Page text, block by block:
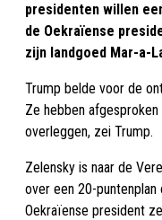
presidenten willen
de Oekraïense
zijn landgoed Mar-a-
Trump belde voor de
Ze hebben
overleggen, zei Trump.
Zelensky is naar de
over een 20-
Oekraïense president